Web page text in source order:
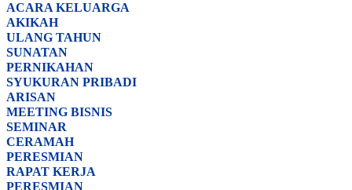
ACARA KELUARGA
AKIKAH
ULANG TAHUN
SUNATAN
PERNIKAHAN
SYUKURAN PRIBADI
ARISAN
MEETING BISNIS
SEMINAR
CERAMAH
PERESMIAN
RAPAT KERJA
PERESMIAN